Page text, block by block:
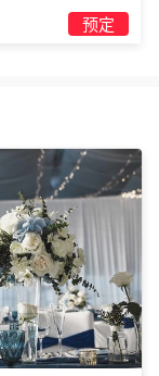
预定